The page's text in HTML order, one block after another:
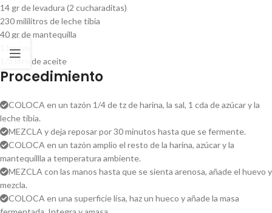
14 gr de levadura (2 cucharaditas)
230 mililitros de leche tibia
40 gr de mantequilla
1 huevo
1/2 litro de aceite
Procedimiento
COLOCA en un tazón 1/4 de tz de harina, la sal, 1 cda de azúcar y la
leche tibia.
MEZCLA y deja reposar por 30 minutos hasta que se fermente.
COLOCA en un tazón amplio el resto de la harina, azúcar y la
mantequillla a temperatura ambiente.
MEZCLA con las manos hasta que se sienta arenosa, añade el huevo y
mezcla.
COLOCA en una superficie lisa, haz un hueco y añade la masa